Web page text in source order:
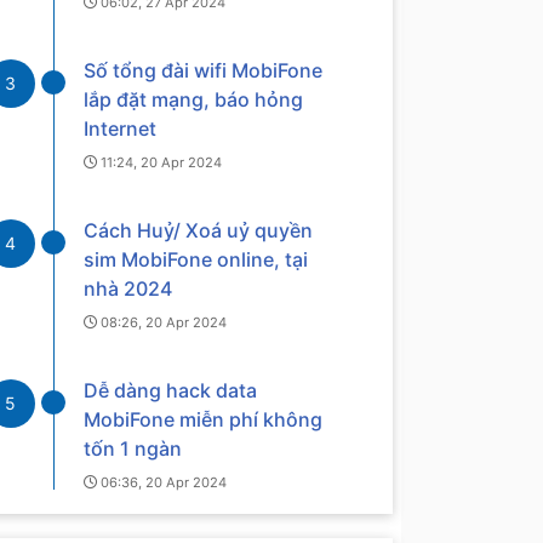
3
Số tổng đài wifi MobiFone
lắp đặt mạng, báo hỏng
Internet
11:24, 20 Apr 2024
4
Cách Huỷ/ Xoá uỷ quyền
sim MobiFone online, tại
nhà 2024
08:26, 20 Apr 2024
5
Dễ dàng hack data
MobiFone miễn phí không
tốn 1 ngàn
06:36, 20 Apr 2024